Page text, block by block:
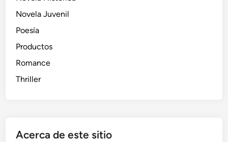
Novela Juvenil
Poesía
Productos
Romance
Thriller
Acerca de este sitio